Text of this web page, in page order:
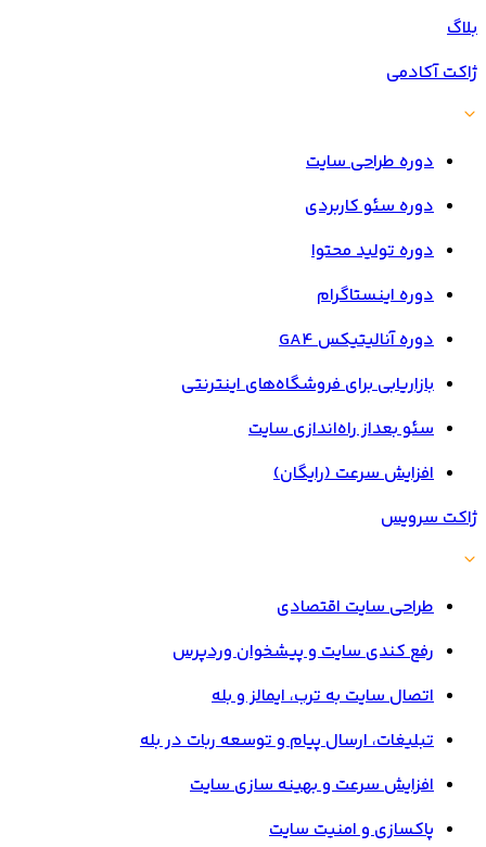
بلاگ
ژاکت آکادمی
دوره طراحی سایت
دوره سئو کاربردی
دوره تولید محتوا
دوره اینستاگرام
دوره آنالیتیکس GA4
بازاریابی برای فروشگاه‌های اینترنتی
سئو بعداز راه‌اندازی سایت
افزایش سرعت (رایگان)
ژاکت سرویس
طراحی سایت اقتصادی
رفع کندی سایت و پیشخوان وردپرس
اتصال سایت به ترب، ایمالز و بله
تبلیغات، ارسال پیام و توسعه ربات در بله
افزایش سرعت و بهینه سازی سایت
پاکسازی و امنیت سایت